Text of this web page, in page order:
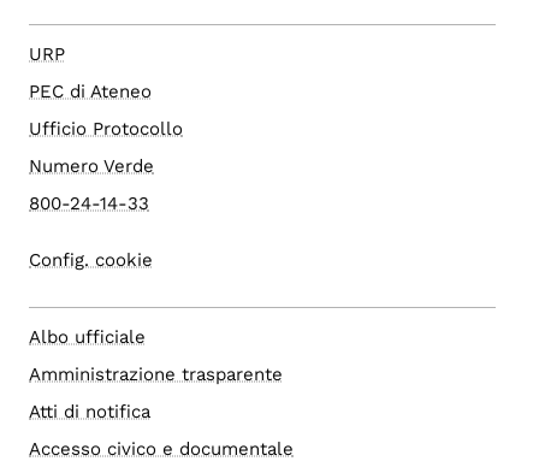
URP
PEC di Ateneo
Ufficio Protocollo
Numero Verde
800-24-14-33
Config. cookie
Albo ufficiale
Amministrazione trasparente
Atti di notifica
Accesso civico e documentale